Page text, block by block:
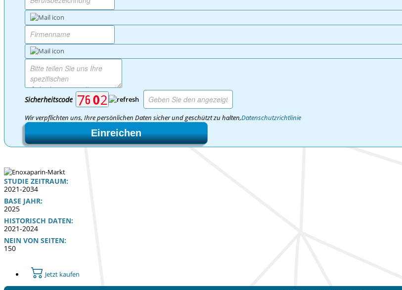
Sicherheitscode
Wir verpflichten uns, Ihre persönlichen Daten sicher und geschützt zu halten,Datenschutzrichtlinie
Einreichen
STUDIE ZEITRAUM:
2021-2034
BASE JAHR:
2025
HISTORISCH DATEN:
2021-2024
NEIN VON SEITEN:
150
Jetzt kaufen